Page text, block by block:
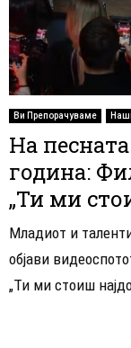
Ви Препорачуваме
На
година:
„Ти ми
Младиот и
објави
„Ти ми стоиш